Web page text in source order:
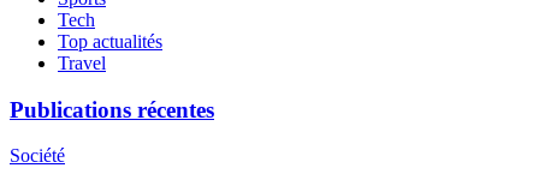
Tech
Top actualités
Travel
Publications récentes
Société